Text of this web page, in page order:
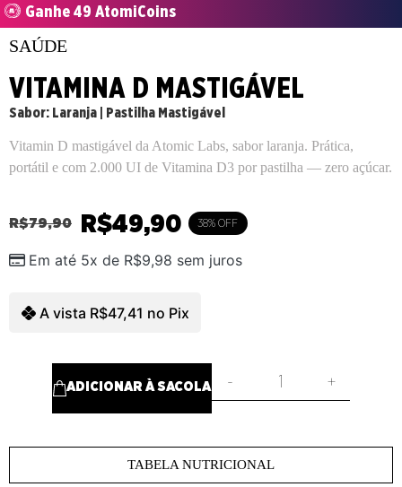
Ganhe 49 AtomiCoins
SAÚDE
VITAMINA D MASTIGÁVEL
Sabor: Laranja | Pastilha Mastigável
Vitamin D mastigável da Atomic Labs, sabor laranja. Prática,
portátil e com 2.000 UI de Vitamina D3 por pastilha — zero açúcar.
R$79,90 R$49,90 38% OFF
Em até 5x de R$9,98 sem juros
A vista R$47,41 no Pix
- +
ADICIONAR À SACOLA
TABELA NUTRICIONAL